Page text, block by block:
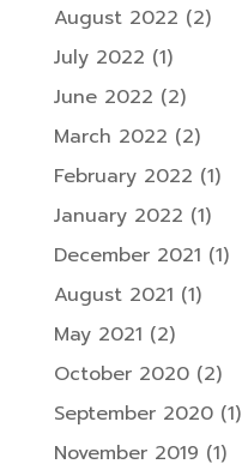
August 2022 (2)
July 2022 (1)
June 2022 (2)
March 2022 (2)
February 2022 (1)
January 2022 (1)
December 2021 (1)
August 2021 (1)
May 2021 (2)
October 2020(2)
September 2020(1)
November 2019 (1)